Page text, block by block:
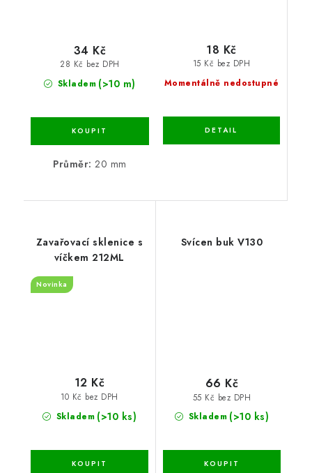
Skladem (>10 m)
28 Kč bez DPH
34 Kč
Průměr: 20 mm
Momentálně nedostupné
15 Kč bez DPH
18 Kč
Zavařovací sklenice s
víčkem 212ML
Novinka
Skladem (>10 ks)
10 Kč bez DPH
12 Kč
Svícen buk V130
Skladem (>10 ks)
55 Kč bez DPH
66 Kč